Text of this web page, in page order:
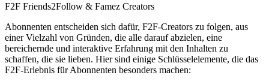
F2F Friends2Follow & Famez Creators
Abonnenten entscheiden sich dafür, F2F-Creators zu folgen, aus
einer Vielzahl von Gründen, die alle darauf abzielen, eine
bereichernde und interaktive Erfahrung mit den Inhalten zu
schaffen, die sie lieben. Hier sind einige Schlüsselelemente, die das
F2F-Erlebnis für Abonnenten besonders machen: